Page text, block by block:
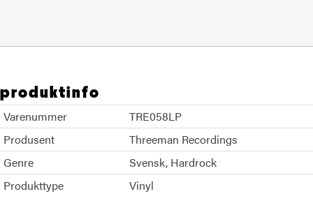
produktinfo
Varenummer
TRE058LP
Produsent
Threeman Recordings
Genre
Svensk Hardrock
Produkttype
Vinyl